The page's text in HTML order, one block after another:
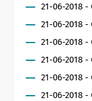
21-06-2018
21-06-2018
21-06-2018
21-06-2018
21-06-2018 -
21-06-2018